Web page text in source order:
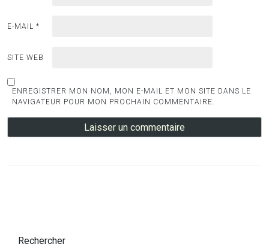
E-MAIL *
SITE WEB
ENREGISTRER MON NOM, MON E-MAIL ET MON SITE DANS LE
NAVIGATEUR POUR MON PROCHAIN COMMENTAIRE.
Rechercher